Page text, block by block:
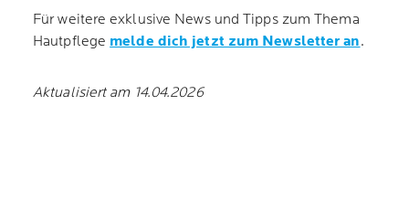
Für weitere exklusive News und Tipps zum Thema
Hautpflege melde dich jetzt zum Newsletter an.
Aktualisiert am 14.04.2026